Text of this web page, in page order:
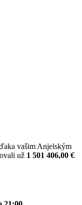
vašim Anjelským
už 1 501 406,00 €